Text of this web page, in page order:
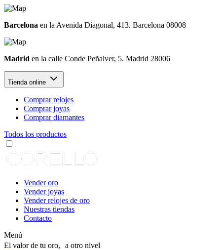
Barcelona en la Avenida Diagonal, 413. Barcelona 08008
Madrid en la calle Conde Peñalver, 5. Madrid 28006
Tienda online
Comprar relojes
Comprar joyas
Comprar diamantes
Todos los productos
Vender oro
Vender joyas
Vender relojes de oro
Nuestras tiendas
Contacto
Menú
El valor de tu oro, a otro nivel